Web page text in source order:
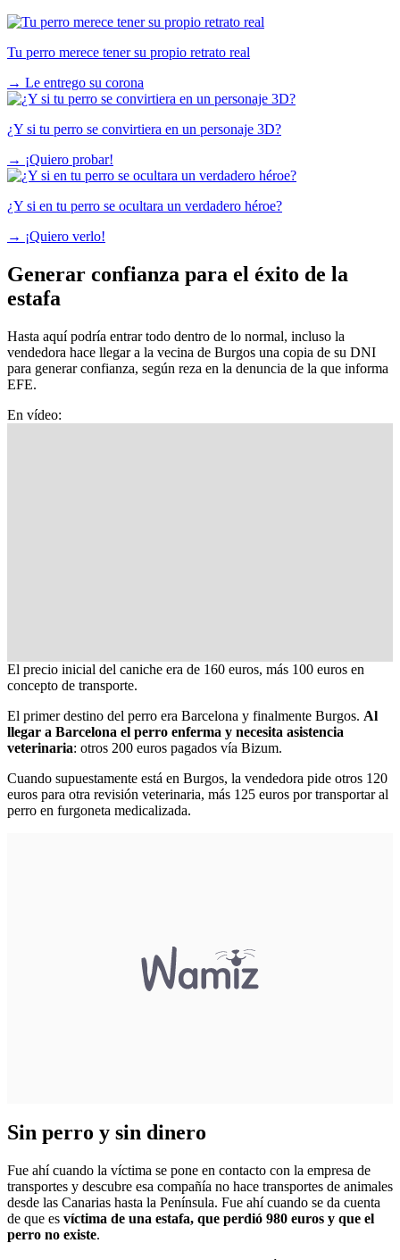
Tu perro merece tener su propio retrato real
→ Le entrego su corona
¿Y si tu perro se convirtiera en un personaje 3D?
→ ¡Quiero probar!
¿Y si en tu perro se ocultara un verdadero héroe?
→ ¡Quiero verlo!
Generar confianza para el éxito de la
estafa
Hasta aquí podría entrar todo dentro de lo normal, incluso la
vendedora hace llegar a la vecina de Burgos una copia de su DNI
para generar confianza, según reza en la denuncia de la que informa
EFE.
En vídeo:
El precio inicial del caniche era de 160 euros, más 100 euros en
concepto de transporte.
El primer destino del perro era Barcelona y finalmente Burgos. Al
llegar a Barcelona el perro enferma y necesita asistencia
veterinaria: otros 200 euros pagados vía Bizum.
Cuando supuestamente está en Burgos, la vendedora pide otros 120
euros para otra revisión veterinaria, más 125 euros por transportar al
perro en furgoneta medicalizada.
Sin perro y sin dinero
Fue ahí cuando la víctima se pone en contacto con la empresa de
transportes y descubre esa compañía no hace transportes de animales
desde las Canarias hasta la Península. Fue ahí cuando se da cuenta
de que es víctima de una estafa, que perdió 980 euros y que el
perro no existe.